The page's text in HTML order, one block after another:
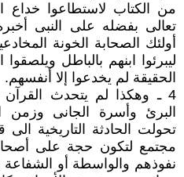
من الكتاب لاستطاعوا خداع
تعالى بفضله على النبى
أولئك الصحابة الخونة
ليبرئوا ابنهم بالباطل
الحقيقة لم يخدعوا إلا أنفسهم.
4 ـ وهكذا لم يتحدث
البرئ وأسرة الجانى وزمن
تحولت الحادثة التاريخية
مجتمع لتكون حجة على
نفوذهم والواسطة أو